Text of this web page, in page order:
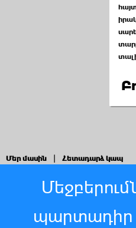
Մեր մասին Հետադարձ կապ
պարտադիր